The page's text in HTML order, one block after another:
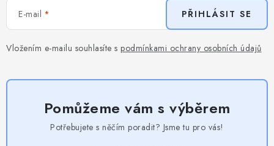
E-mail
Vložením e-mailu souhlasíte s podmínkami ochrany osobních údajů
PŘIHLÁSIT SE
Pomůžeme vám s výběrem
Potřebujete s něčím poradit? Jsme tu pro vás!